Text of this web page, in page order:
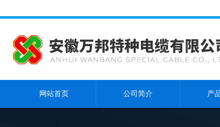
网站首页 公司简介 产